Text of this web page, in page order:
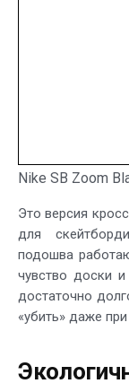
Nike SB Zoom
Это версия
для
подошва
чувство доски
достаточно
«убить» даже